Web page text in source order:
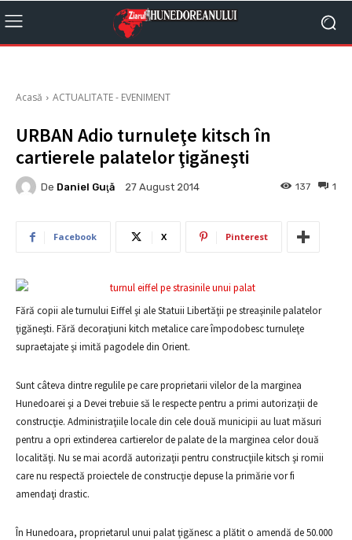
Acasă ACTUALITATE - EVENIMENT
URBAN Adio turnuleţe kitsch în
cartierele palatelor ţigăneşti
De Daniel Guţă 27 August 2014 1
137
Facebook X Pinterest
Fără copii ale turnului Eiffel şi ale Statuii Libertăţii pe streaşinile palatelor
ţigăneşti. Fără decoraţiuni kitch metalice care împodobesc turnuleţe
supraetajate şi imită pagodele din Orient.
Sunt câteva dintre regulile pe care proprietarii vilelor de la marginea
Hunedoarei şi a Devei trebuie să le respecte pentru a primi autorizaţii de
construcţie. Administraţiile locale din cele două municipii au luat măsuri
pentru a opri extinderea cartierelor de palate de la marginea celor două
localităţi. Nu se mai acordă autorizaţii pentru construcţiile kitsch şi romii
care nu respectă proiectele de construcţie depuse la primărie vor fi
amendaţi drastic.
În Hunedoara, proprietarul unui palat ţigănesc a plătit o amendă de 50.000